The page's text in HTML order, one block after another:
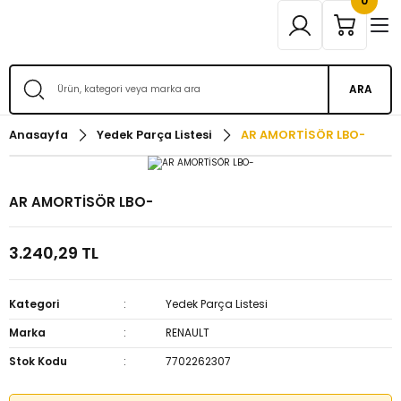
ARA
Anasayfa Yedek Parça Listesi AR AMORTİSÖR LBO-
AR AMORTİSÖR LBO-
3.240,29 TL
Kategori
Yedek Parça Listesi
Marka
RENAULT
Stok Kodu
7702262307